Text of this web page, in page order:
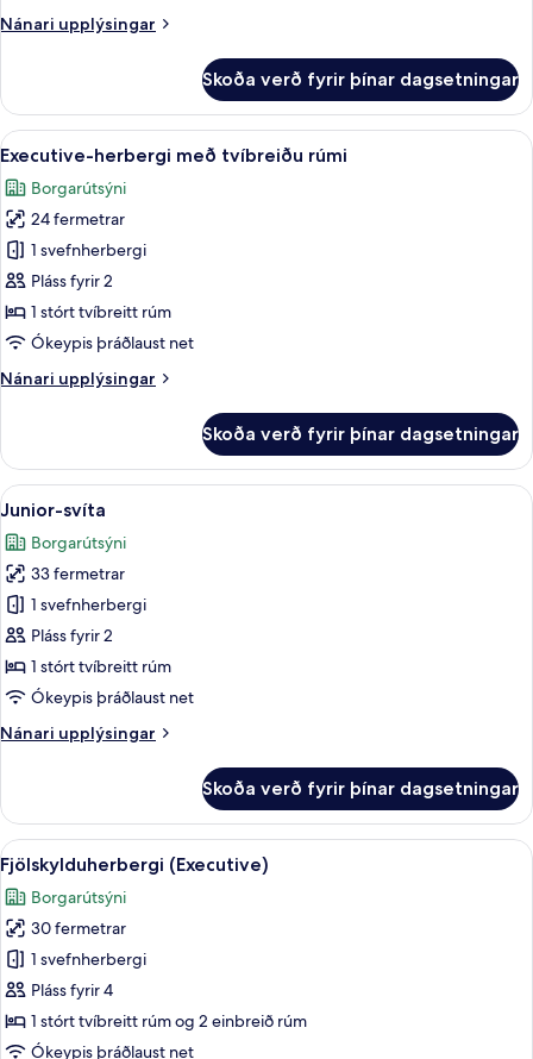
Nánari upplýsingar
Nánari
herbergi
með
tvíbreiðu
Skoða verð fyrir þínar dagsetningar
Skoða
allar
myndir
fyrir
Executive-
herbergi
með
tvíbreiðu
Executive-herbergi með tvíbreiðu
10
Executive-herbergi með tvíbreiðu rúmi
Borgarútsýni
24 fermetrar
1 svefnherbergi
Pláss fyrir 2
1 stórt tvíbreitt rúm
Ókeypis þráðlaust net
Nánari upplýsingar
Nánari
herbergi
með
tvíbreiðu
Skoða verð fyrir þínar dagsetningar
Skoða
allar
myndir
fyrir
Junior-
svíta
Öryggishólf í herbergi, skrifborð,
7
Junior-svíta
Borgarútsýni
33 fermetrar
1 svefnherbergi
Pláss fyrir 2
1 stórt tvíbreitt rúm
Ókeypis þráðlaust net
Nánari upplýsingar
Nánari
svíta
Skoða verð fyrir þínar dagsetningar
Skoða
allar
myndir
fyrir
Fjölskylduherbergi
(Executive)
Fjölskylduherbergi (Executive) |
6
Fjölskylduherbergi (Executive)
Borgarútsýni
30 fermetrar
1 svefnherbergi
Pláss fyrir 4
1 stórt tvíbreitt rúm og 2 einbreið rúm
Ókeypis þráðlaust net